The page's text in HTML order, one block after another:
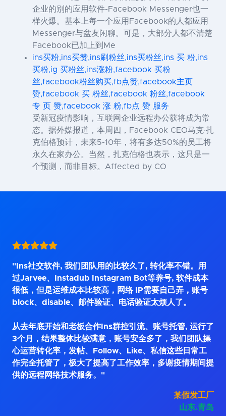
企业的别的应用软件-Facebook Messenger也一
样火爆。基本上每一个应用Facebook的人都应用
Messenger与盆友闲聊。可是，大部分人都不清楚
Facebook已加上到Me
ins买粉,ins买赞,ins刷粉丝,ins买粉丝,ins 买 粉,ins
买粉,ig 买粉丝,ins涨粉,facebook 买粉
丝,facebook粉丝购买,fb点赞,facebook主页
赞,facebook 买 粉丝,facebook 粉丝,facebook
专 页 赞,facebook 涨 粉,fb点 赞 服务
受新冠疫情影响，互联网企业远程办公获将成为常
态。据外媒报道，本周四，Facebook CEO马克·扎
克伯格预计，未来5-10年，将有多达50%的员工将
永久在家办公。当然，扎克伯格也表示，这只是一
个预测，而非目标。Affected by CO
"Ins社交软件, 我们团队用的比较久了, 转化率不错。用
过Jarvee、Instadub Instagram Bot等养号, 软件成本
很低，但是运维成本比较高，网络 IP需要自己弄，账号
block、disable、邮件验证、电话验证太烦人了。
从去年底开始和老板合作Ins群控引流、账号托管, 运行了
3个月，结果整体比较满意，账号安全多了，我们团队操
心运营转化率，发帖、Follow、Like、私信这些日常工
作完全托管了，极大了提高了工作效率，多谢疫情期间提
供的远程网络技术服务。"
某假发工厂
山东.青岛